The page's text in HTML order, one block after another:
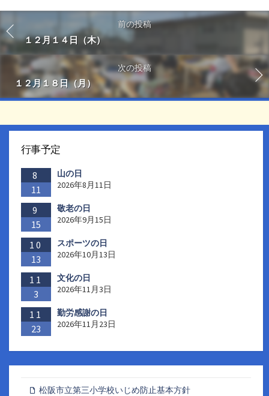
前の投稿
１２月１４日（木）
次の投稿
１２月１８日（月）
行事予定
8
11
山の日
2026年8月11日
9
15
敬老の日
2026年9月15日
10
13
スポーツの日
2026年10月13日
11
3
文化の日
2026年11月3日
11
23
勤労感謝の日
2026年11月23日
松阪市立第三小学校いじめ防止基本方針